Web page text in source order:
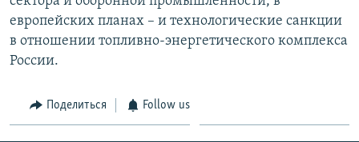
европейских планах – и технологические санкции
в отношении топливно-энергетического комплекса
России.
Поделиться Follow us